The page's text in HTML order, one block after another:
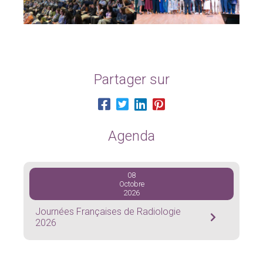
Partager sur
Agenda
08
Octobre
2026
Journées Françaises de Radiologie
2026